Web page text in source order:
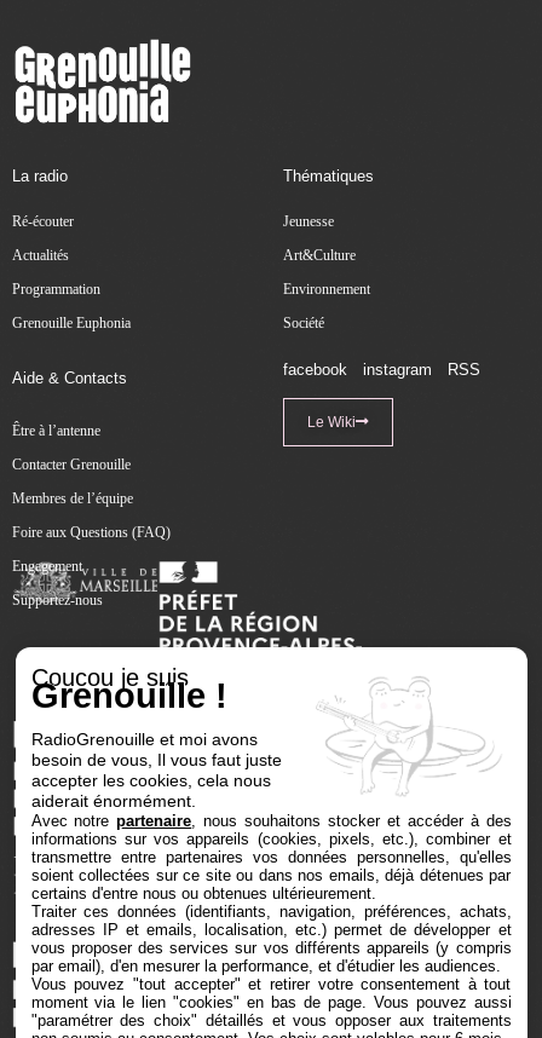
La radio
Ré-écouter
Actualités
Programmation
Grenouille Euphonia
Thématiques
Jeunesse
Art&Culture
Environnement
Société
Aide & Contacts
Être à l’antenne
Contacter Grenouille
Membres de l’équipe
Foire aux Questions (FAQ)
Engagement
Supportez-nous
facebook instagram RSS
Le Wiki
Coucou je suis
Grenouille !
RadioGrenouille et moi avons
besoin de vous, Il vous faut juste
accepter les cookies, cela nous
aiderait énormément.
Avec notrepartenaire , nous souhaitons stocker et accéder à des
informations sur vos appareils (cookies, pixels, etc.), combiner et
transmettre entre partenaires vos données personnelles, qu'elles
soient collectées sur ce site ou dans nos emails, déjà détenues par
certains d'entre nous ou obtenues ultérieurement.
Traiter ces données (identifiants, navigation, préférences, achats,
adresses IP et emails, localisation, etc.) permet de développer et
vous proposer des services sur vos différents appareils (y compris
par email), d'en mesurer la performance, et d'étudier les audiences.
Vous pouvez "tout accepter" et retirer votre consentement à tout
moment via le lien "cookies" en bas de page. Vous pouvez aussi
"paramétrer des choix" détaillés et vous opposer aux traitements